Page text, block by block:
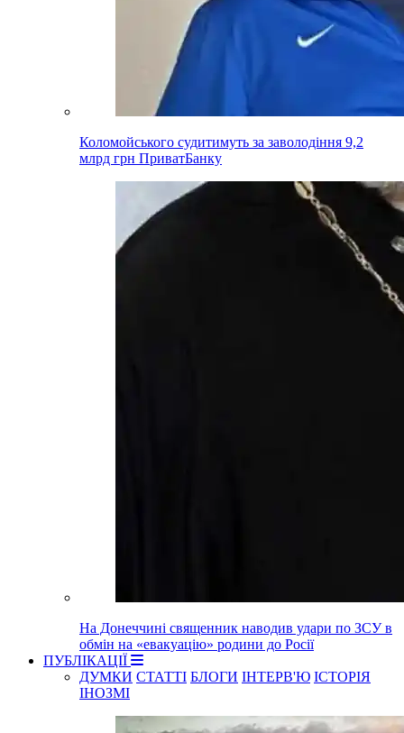
Коломойського судитимуть за заволодіння 9,2
млрд грн ПриватБанку
На Донеччині священник наводив удари по ЗСУ в
обмін на «евакуацію» родини до Росії
ПУБЛІКАЦІЇ
ДУМКИ СТАТТІ БЛОГИ ІНТЕРВ'Ю ІСТОРІЯ
ІНОЗМІ